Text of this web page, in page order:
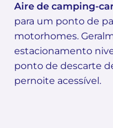
Aire de camping-
para um ponto de
motorhomes.
estacionamento
ponto de descarte
pernoite acessível.